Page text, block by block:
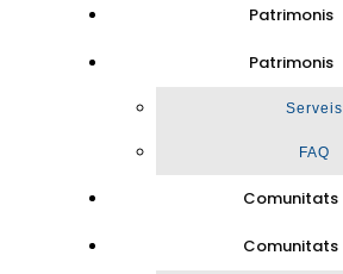
Patrimonis
Patrimonis
Serveis
FAQ
Comunitats
Comunitats